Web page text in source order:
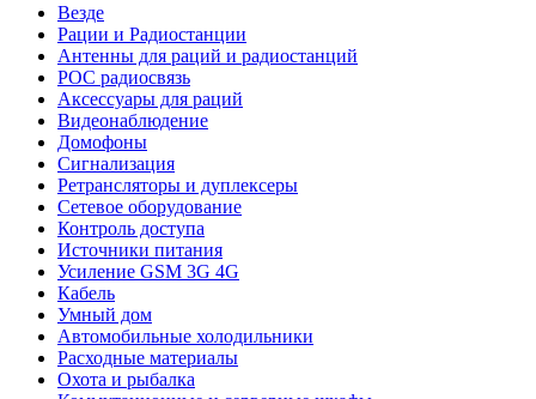
Везде
Рации и Радиостанции
Антенны для раций и радиостанций
POC радиосвязь
Аксессуары для раций
Видеонаблюдение
Домофоны
Сигнализация
Ретрансляторы и дуплексеры
Сетевое оборудование
Контроль доступа
Источники питания
Усиление GSM 3G 4G
Кабель
Умный дом
Автомобильные холодильники
Расходные материалы
Охота и рыбалка